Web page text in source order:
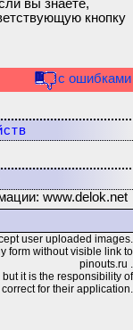
вы знаете,
кнопку
с ошибками
www.delok.net
user uploaded images.
form without visible link to
pinouts.ru .
it is the responsibility of
for their application.